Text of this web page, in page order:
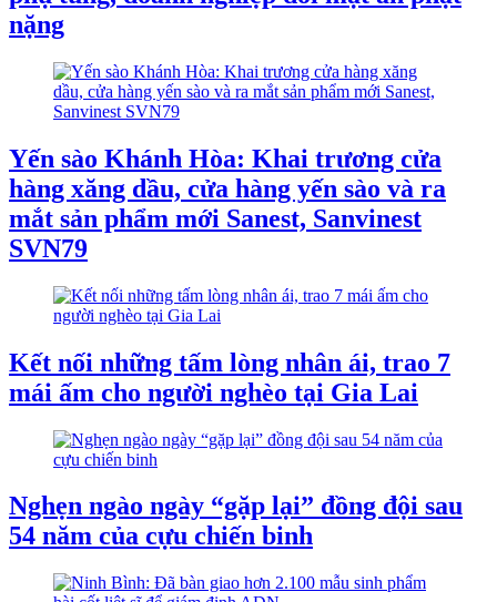
nặng
Yến sào Khánh Hòa: Khai trương cửa
hàng xăng dầu, cửa hàng yến sào và ra
mắt sản phẩm mới Sanest, Sanvinest
SVN79
Kết nối những tấm lòng nhân ái, trao 7
mái ấm cho người nghèo tại Gia Lai
Nghẹn ngào ngày “gặp lại” đồng đội sau
54 năm của cựu chiến binh